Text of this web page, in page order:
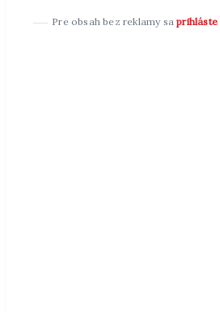
Pre obsah bez reklamy saprihláste